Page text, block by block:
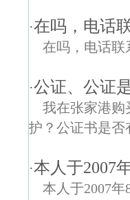
·在吗，电话
在吗，电话联
·公证、公证
我在张家港购
护？公证书是否
·本人于2007
本人于2007